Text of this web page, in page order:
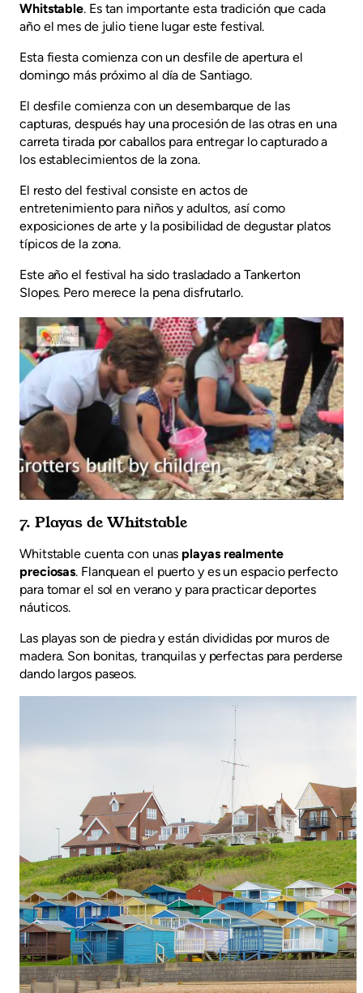
Whitstable. Es tan importante esta tradición que cada
año el mes de julio tiene lugar este festival.
Esta fiesta comienza con un desfile de apertura el
domingo más próximo al día de Santiago.
El desfile comienza con un desembarque de las
capturas, después hay una procesión de las otras en una
carreta tirada por caballos para entregar lo capturado a
los establecimientos de la zona.
El resto del festival consiste en actos de
entretenimiento para niños y adultos, así como
exposiciones de arte y la posibilidad de degustar platos
típicos de la zona.
Este año el festival ha sido trasladado a Tankerton
Slopes. Pero merece la pena disfrutarlo.
7. Playas de Whitstable
Whitstable cuenta con unas playas realmente
preciosas. Flanquean el puerto y es un espacio perfecto
para tomar el sol en verano y para practicar deportes
náuticos.
Las playas son de piedra y están divididas por muros de
madera. Son bonitas, tranquilas y perfectas para perderse
dando largos paseos.